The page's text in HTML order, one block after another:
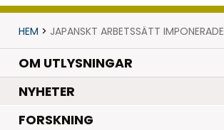
HEM > JAPANSKT ARBETSSÄTT IMPONERADE
OM UTLYSNINGAR
NYHETER.
FORSKNING.